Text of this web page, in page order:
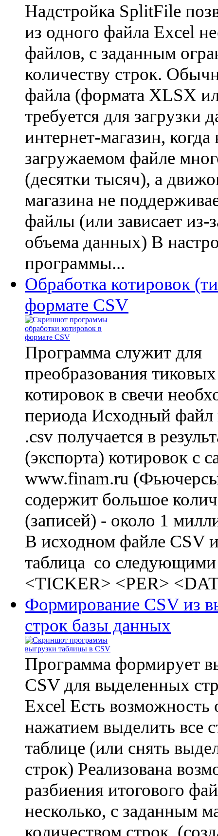
Надстройка SplitFile
из одного файла Excel
файлов, с заданным
количеству строк.
файла (формата XLSX
требуется для загрузки
интернет-магазин, когда
загружаемом файле
(десятки тысяч), а
магазина не
файлы (или зависает из-
объема данных) В
программы...
Обработка котировок
формате CSV
Программа служит для
преобразования
котировок в свечи
периода Исходный файл
.csv получается в
(экспорта) котировок с
www.finam.ru
содержит большое
(записей) - около 1
В исходном файле CSV
таблица со
<TICKER> <PER>
Формирование CSV из
строк базы данных
Программа формирует
CSV для выделенных
Excel Есть возможность
нажатием выделить все
таблице (или снять
строк) Реализована
разбиения итогового
несколько, с заданным
количеством строк.